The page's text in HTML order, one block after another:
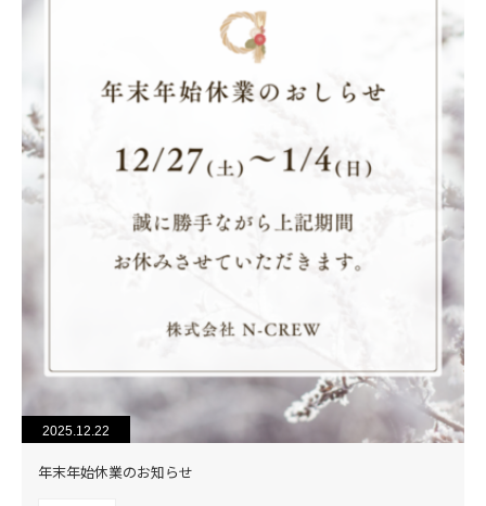
2025.12.22
年末年始休業のお知らせ